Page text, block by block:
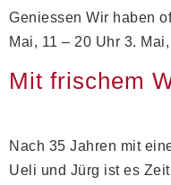
Geniessen Wir haben
Mai, 11 – 20 Uhr 3.
Mit frischem
Nach 35 Jahren mit
Ueli und Jürg ist es